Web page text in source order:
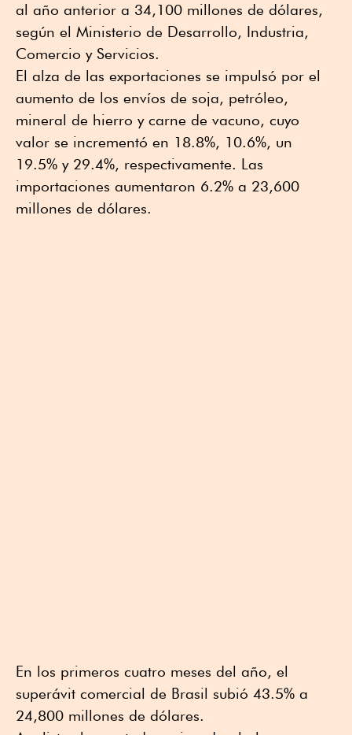
al año anterior a 34,100 millones de dólares,
según el Ministerio de Desarrollo, Industria,
Comercio y Servicios.
El alza de las exportaciones se impulsó por el
aumento de los envíos ⁠de soja, petróleo,
⁠mineral de hierro ⁠y carne de vacuno, cuyo
valor se ⁠incrementó en 18.8%, 10.6%, un
19.5% y 29.4%, respectivamente. Las
importaciones aumentaron 6.2% a 23,600
millones de dólares.
En los primeros cuatro meses del año, el
superávit comercial de Brasil subió 43.5% a
24,800 millones de dólares.